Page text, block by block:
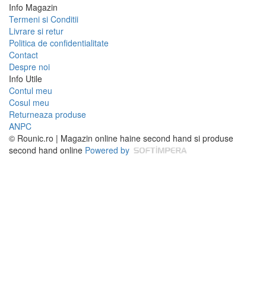
Info Magazin
Termeni si Conditii
Livrare si retur
Politica de confidentialitate
Contact
Despre noi
Info Utile
Contul meu
Cosul meu
Returneaza produse
ANPC
© Rounic.ro | Magazin online haine second hand si produse
second hand online Powered by